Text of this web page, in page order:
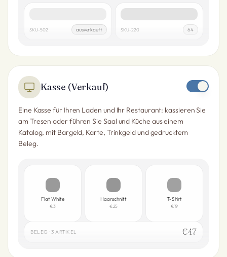
Shampoo 500 ml
SKU-502 ausverkauft Olivenöl 750 ml
SKU-220 64
Kasse (Verkauf)
Eine Kasse für Ihren Laden und Ihr Restaurant: kassieren Sie
am Tresen oder führen Sie Saal und Küche aus einem
Katalog, mit Bargeld, Karte, Trinkgeld und gedrucktem
Beleg.
Flat White
€3
Haarschnitt
€25
T-Shirt
€19
BELEG · 3 ARTIKEL €47